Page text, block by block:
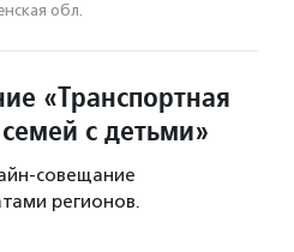
обл.
«Транспортная
с детьми»
совещание
регионов.